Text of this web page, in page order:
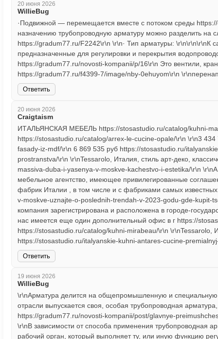
20 июня 2026
WillieBug
·Подвижной — перемещается вместе с потоком среды
назначению трубопроводную арматуру можно разделить
https://gradum77.ru/F2242\r\n \r\n· Тип арматуры: \r\n\r\n\r\nК
предназначенные для регулировки и перекрытия
https://gradum77.ru/novosti-kompanii/p/16\r\n Это вентили,
https://gradum77.ru/f4399-7/image/nby-0ehuyom\r\n
Ответить
20 июня 2026
Craigtaism
ИТАЛЬЯНСКАЯ МЕБЕЛЬ https://stosastudio.ru/catalog/kuhni-
https://stosastudio.ru/catalog/arrex-le-cucine-opale/\r\n \r\n3
fasady-iz-mdf/\r\n 6 869 535 руб https://stosastudio.ru/
prostranstva/\r\n \r\nTessarolo, Италия, стиль арт-деко,
massiva-duba-i-yasenya-v-moskve-kachestvo-i-estetika/\r\n
мебельное агентство, имеющее привилегированные
фабрик Италии , в том числе и с фабриками самых
v-moskve-uznajte-o-poslednih-trendah-v-2023-godu-gde-
компания зарегистрирована и расположена в городе-
нас имеется еще один дополнительный офис в г https://
https://stosastudio.ru/catalog/kuhni-mirabeau/\r\n \r\nTessarolo,
https://stosastudio.ru/italyanskie-kuhni-antares-cucine-
Ответить
19 июня 2026
WillieBug
\r\nАрматура делится на общепромышленную и
отрасли выпускается своя, особая трубопроводная
https://gradum77.ru/novosti-kompanii/post/glavnye-
\r\nВ зависимости от способа применения трубопроводная
рабочий орган, который выполняет ту, или иную функцию